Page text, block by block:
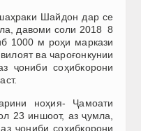
Шайдон дар се
давоми соли 2018 8
1000 м роҳи маркази
ва чароғонкунии
ҷониби соҳибкорони
ноҳия- Ҷамоати
23 иншоот, аз ҷумла,
ҷониби соҳибкорони